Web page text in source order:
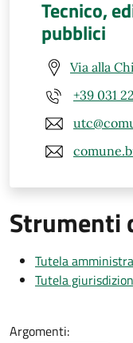
Tecnico,
pubblici
Via alla
+39 031
Strumenti
Tutela
Tutela
Argomenti: